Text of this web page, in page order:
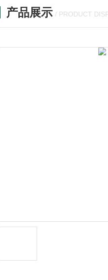
产品展示 / PRODUCT